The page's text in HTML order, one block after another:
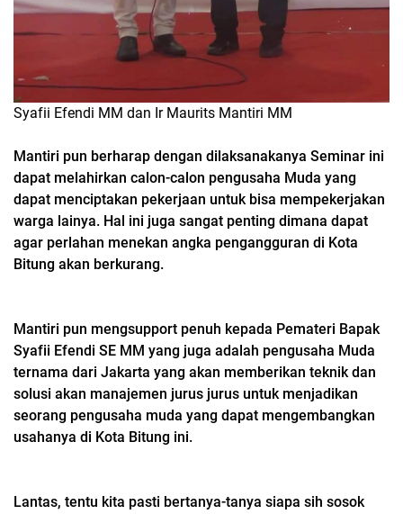
Syafii Efendi MM dan Ir Maurits Mantiri MM
Mantiri pun berharap dengan dilaksanakanya Seminar ini
dapat melahirkan calon-calon pengusaha Muda yang
dapat menciptakan pekerjaan untuk bisa mempekerjakan
warga lainya. Hal ini juga sangat penting dimana dapat
agar perlahan menekan angka pengangguran di Kota
Bitung akan berkurang.
Mantiri pun mengsupport penuh kepada Pemateri Bapak
Syafii Efendi SE MM yang juga adalah pengusaha Muda
ternama dari Jakarta yang akan memberikan teknik dan
solusi akan manajemen jurus jurus untuk menjadikan
seorang pengusaha muda yang dapat mengembangkan
usahanya di Kota Bitung ini.
Lantas, tentu kita pasti bertanya-tanya siapa sih sosok